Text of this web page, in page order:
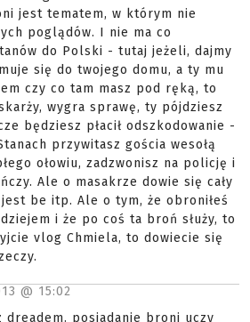
jest tematem, w którym nie
poglądów. I nie ma co
do Polski - tutaj jeżeli, dajmy
się do twojego domu, a ty mu
czy co tam masz pod ręką, to
wygra sprawę, ty pójdziesz
będziesz płacił odszkodowanie -
przywitasz gościa wesołą
ołowiu, zadzwonisz na policję i
Ale o masakrze dowie się cały
be itp. Ale o tym, że obroniłeś
i że po coś ta broń służy, to
vlog Chmiela, to dowiecie się
@ 15:02
dreadem. posiadanie broni uczy